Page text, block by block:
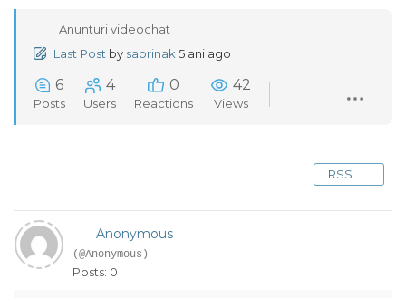
Anunturi videochat
Last Post by sabrinak 5 ani ago
6
Posts
4
Users
0
Reactions
42
Views
RSS
Anonymous
(@Anonymous)
Posts: 0